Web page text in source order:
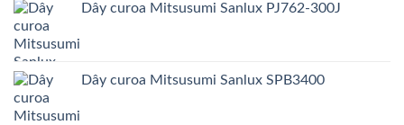
Dây curoa Mitsusumi Sanlux PJ762-300J
Dây curoa Mitsusumi Sanlux SPB3400